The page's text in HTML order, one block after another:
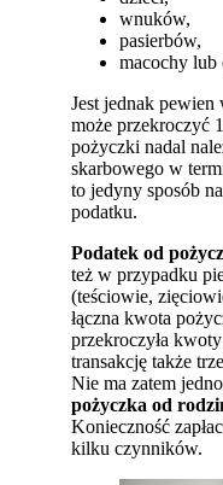
wnuków,
pasierbów,
macochy lub
Jest jednak
może przekroczyć
pożyczki nadal
skarbowego w
to jedyny sposób
podatku.
Podatek od
też w przypadku
(teściowie,
łączna kwota
przekroczyła
transakcję także
Nie ma zatem
pożyczka od
Konieczność
kilku czynników.